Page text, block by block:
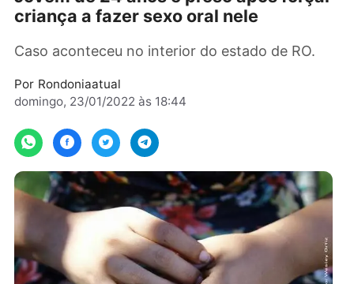
Jovem de 24 anos é preso após
Por Rondoniaatual
domingo, 23/01/2022 às 18:44